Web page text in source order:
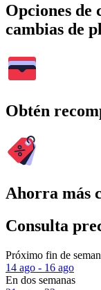
Opciones de
cambias de
Obtén
Ahorra más
Consulta
Próximo fin de
14 ago - 16 ago
En dos semanas